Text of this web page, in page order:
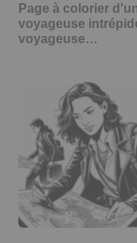
Page à colorier
voyageuse
voyageuse…